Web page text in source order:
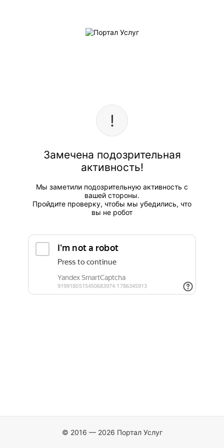
Замечена подозрительная
активность!
Мы заметили подозрительную активность с
вашей стороны.
Пройдите проверку, чтобы мы убедились, что
вы не робот
© 2016 — 2026 Портал Услуг